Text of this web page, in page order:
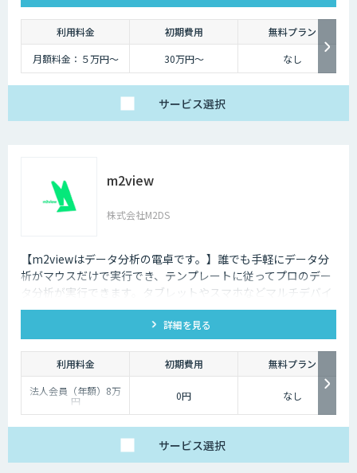
利用料金 初期費用
無料プラン
月額料金：５万円〜
30万円〜 なし
サービス選択
m2view
株式会社M2DS
【m2viewはデータ分析の電卓です。】誰でも手軽にデータ分
析がマウスだけで実行でき、テンプレートに従ってプロのデー
タ分析が実行できます。タブレットやスマホなどマルチデバイ
ス対応で、ブラウザから利用できます。現状分析や需要予測な
ど高度なデータ分析があなたの社内で実現できます。
詳細を見る
利用料金 初期費用
無料プラン
法人会員（年額）8万
円 0円 なし
サービス選択